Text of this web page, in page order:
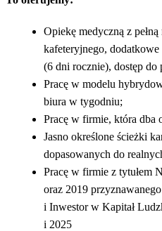
Opiekę medyczną z
kafeteryjnego,
(6 dni rocznie), dostęp
Pracę w modelu
biura w tygodniu;
Pracę w firmie, która dba
Jasno określone ścieżki
dopasowanych do
Pracę w firmie z tytułem
oraz 2019
i Inwestor w Kapitał
i 2025